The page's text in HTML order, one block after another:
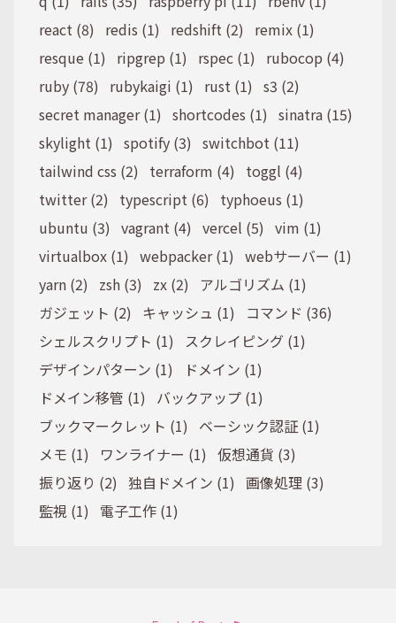
react (8)
redis (1) redshift (2)
remix (1)
resque (1)
ripgrep (1) rspec (1)
rubocop (4)
ruby (78)
rubykaigi (1) rust (1) s3 (2)
secret manager (1) shortcodes (1) sinatra (15)
skylight (1) spotify (3) switchbot (11)
tailwind css (2)
terraform (4)
toggl (4)
twitter (2)
typescript (6)
typhoeus (1)
ubuntu (3) vagrant (4) vercel (5) vim (1)
virtualbox (1) webpacker (1) webサーバー (1)
yarn (2)
zsh (3) zx (2)
アルゴリズム (1)
ガジェット (2)
キャッシュ (1)
コマンド (36)
シェルスクリプト (1)
スクレイピング (1)
デザインパターン (1)
ドメイン (1)
ドメイン移管 (1)
バックアップ (1)
ブックマークレット (1)
ベーシック認証 (1)
メモ (1)
ワンライナー (1) 仮想通貨 (3)
振り返り (2)
独自ドメイン (1) 画像処理 (3)
監視 (1)
電子工作 (1)